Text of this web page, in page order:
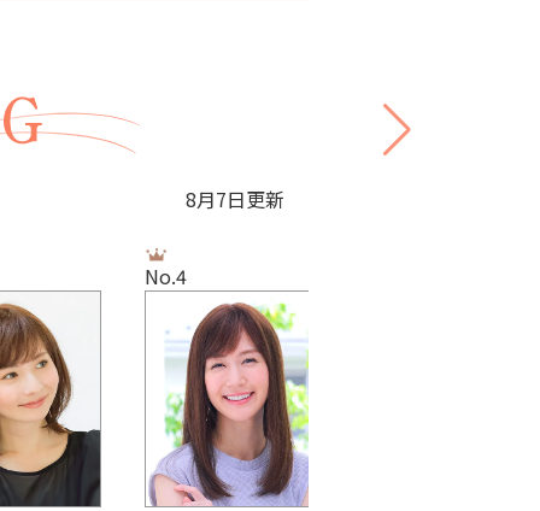
8月7日更新
No.4